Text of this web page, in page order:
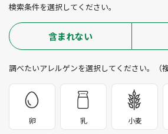
検索条件を選択してください。
含まれない
調べたいアレルゲンを選択してください。（
卵 乳 小麦